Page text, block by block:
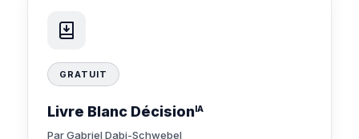
GRATUIT
Livre Blanc Décision IA
Par Gabriel Dabi-Schwebel